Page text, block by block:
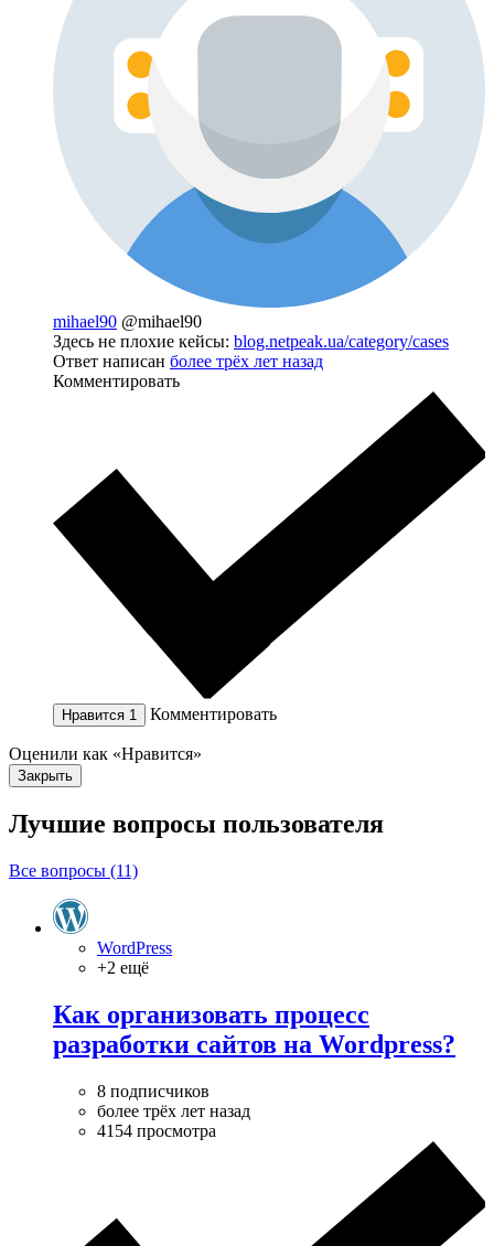
mihael90 @mihael90
Здесь не плохие кейсы: blog.netpeak.ua/category/cases
Ответ написан более трёх лет назад
Комментировать
Нравится 1 Комментировать
Оценили как «Нравится»
Закрыть
Лучшие вопросы пользователя
Все вопросы (11)
WordPress
+2 ещё
Как организовать процесс
разработки сайтов на Wordpress?
8 подписчиков
более трёх лет назад
4154 просмотра